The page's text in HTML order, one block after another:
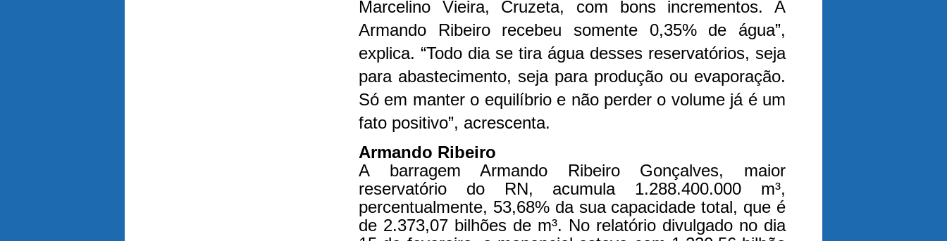
Marcelino Vieira, Cruzeta, com bons incrementos. A
Armando Ribeiro recebeu somente 0,35% de água”,
explica. “Todo dia se tira água desses reservatórios, seja
para abastecimento, seja para produção ou evaporação.
Só em manter o equilíbrio e não perder o volume já é um
fato positivo”, acrescenta.
Armando Ribeiro
A barragem Armando Ribeiro Gonçalves, maior
reservatório do RN, acumula 1.288.400.000 m³,
percentualmente, 53,68% da sua capacidade total, que é
de 2.373,07 bilhões de m³. No relatório divulgado no dia